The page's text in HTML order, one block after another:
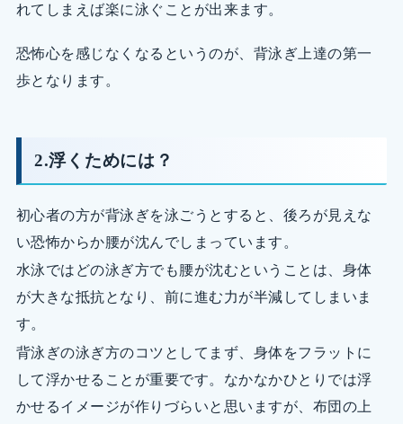
れてしまえば楽に泳ぐことが出来ます。
恐怖心を感じなくなるというのが、背泳ぎ上達の第一
歩となります。
2.浮くためには？
初心者の方が背泳ぎを泳ごうとすると、後ろが見えな
い恐怖からか腰が沈んでしまっています。
水泳ではどの泳ぎ方でも腰が沈むということは、身体
が大きな抵抗となり、前に進む力が半減してしまいま
す。
背泳ぎの泳ぎ方のコツとしてまず、身体をフラットに
して浮かせることが重要です。なかなかひとりでは浮
かせるイメージが作りづらいと思いますが、布団の上